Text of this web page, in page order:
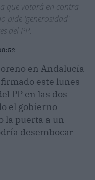
que votará en contra
pide 'generosidad'
del PP.
en Andalucía
este lunes
PP en las dos
el gobierno
la puerta a un
desembocar